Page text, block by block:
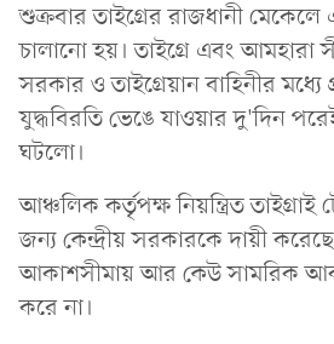
শুক্রবার তাইগ্রের রাজধানী মেকেলে
চালানো হয়। তাইগ্রে এবং আমহারা
সরকার ও তাইগ্রেয়ান বাহিনীর মধ্যে
যুদ্ধবিরতি ভেঙে যাওয়ার দু'দিন
ঘটলো।
আঞ্চলিক কর্তৃপক্ষ নিয়ন্ত্রিত
জন্য কেন্দ্রীয় সরকারকে দায়ী
আকাশসীমায় আর কেউ সামরিক
করে না।